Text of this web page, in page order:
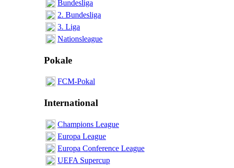
Bundesliga
2. Bundesliga
3. Liga
Nationsleague
Pokale
FCM-Pokal
International
Champions League
Europa League
Europa Conference League
UEFA Supercup